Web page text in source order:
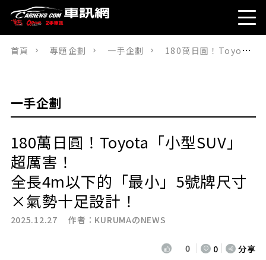
首頁 專題企劃 一手企劃 180萬日圓！Toyota「小型SUV」超厲害！ 全長4m以下的「最小」5號牌尺寸×氣勢十足設計！
一手企劃
180萬日圓！Toyota「小型SUV」
超厲害！
全長4m以下的「最小」5號牌尺寸
×氣勢十足設計！
2025.12.27 作者： KURUMAのNEWS
0 0 分享